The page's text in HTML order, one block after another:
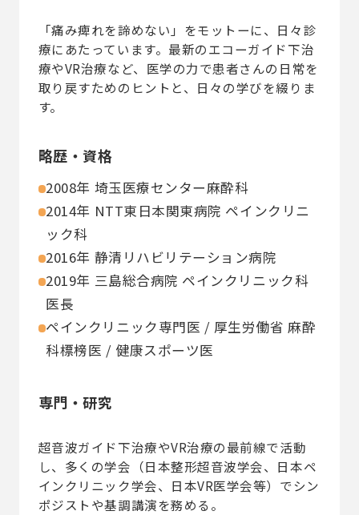
「痛み痺れを諦めない」をモットーに、日々診
療にあたっています。最新のエコーガイド下治
療やVR治療など、医学の力で患者さんの日常を
取り戻すためのヒントと、日々の学びを綴りま
す。
略歴・資格
2008年 埼玉医療センター麻酔科
2014年 NTT東日本関東病院 ペインクリニ
ック科
2016年 静清リハビリテーション病院
2019年 三島総合病院 ペインクリニック科
医長
ペインクリニック専門医 / 厚生労働省 麻酔
科標榜医 / 健康スポーツ医
専門・研究
超音波ガイド下治療やVR治療の最前線で活動
し、多くの学会（日本整形超音波学会、日本ペ
インクリニック学会、日本VR医学会等）でシン
ポジストや基調講演を務める。